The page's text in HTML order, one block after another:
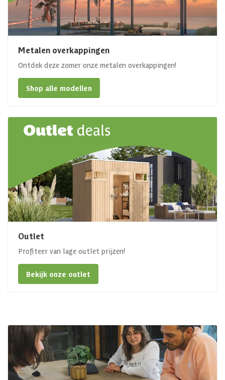
Metalen overkappingen
Ontdek deze zomer onze metalen overkappingen!
Shop alle modellen
Outlet
Profiteer van lage outlet prijzen!
Bekijk onze outlet